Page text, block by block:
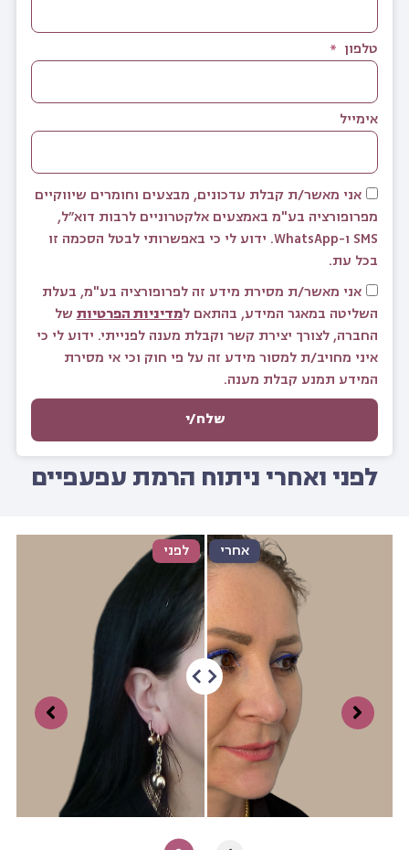
טלפון
אימייל
אני מאשר/ת קבלת עדכונים, מבצעים וחומרים שיווקיים
מפרופורציה בע"מ באמצעים אלקטרוניים לרבות דוא״ל,
SMS ו-WhatsApp. ידוע לי כי באפשרותי לבטל הסכמה זו
בכל עת.
אני מאשר/ת מסירת מידע זה לפרופורציה בע"מ, בעלת
השליטה במאגר המידע, בהתאם למדיניות הפרטיותשל
החברה, לצורך יצירת קשר וקבלת מענה לפנייתי. ידוע לי כי
איני מחויב/ת למסור מידע זה על פי חוק וכי אי מסירת
המידע תמנע קבלת מענה.
שלח/י
לפני ואחרי ניתוח הרמת עפעפיים
לפני אחרי